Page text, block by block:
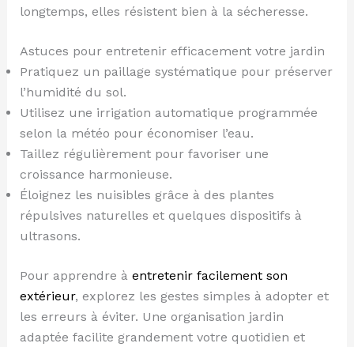
longtemps, elles résistent bien à la sécheresse.
Astuces pour entretenir efficacement votre jardin
Pratiquez un paillage systématique pour préserver
l’humidité du sol.
Utilisez une irrigation automatique programmée
selon la météo pour économiser l’eau.
Taillez régulièrement pour favoriser une
croissance harmonieuse.
Éloignez les nuisibles grâce à des plantes
répulsives naturelles et quelques dispositifs à
ultrasons.
Pour apprendre à entretenir facilement son
extérieur, explorez les gestes simples à adopter et
les erreurs à éviter. Une organisation jardin
adaptée facilite grandement votre quotidien et